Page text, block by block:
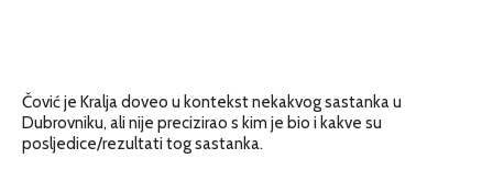
Čović je Kralja doveo u kontekst nekakvog sastanka u
Dubrovniku, ali nije precizirao s kim je bio i kakve su
posljedice/rezultati tog sastanka.